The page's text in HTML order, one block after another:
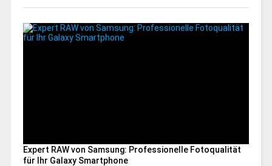
Expert RAW von Samsung: Professionelle Fotoqualität
für Ihr Galaxy Smartphone